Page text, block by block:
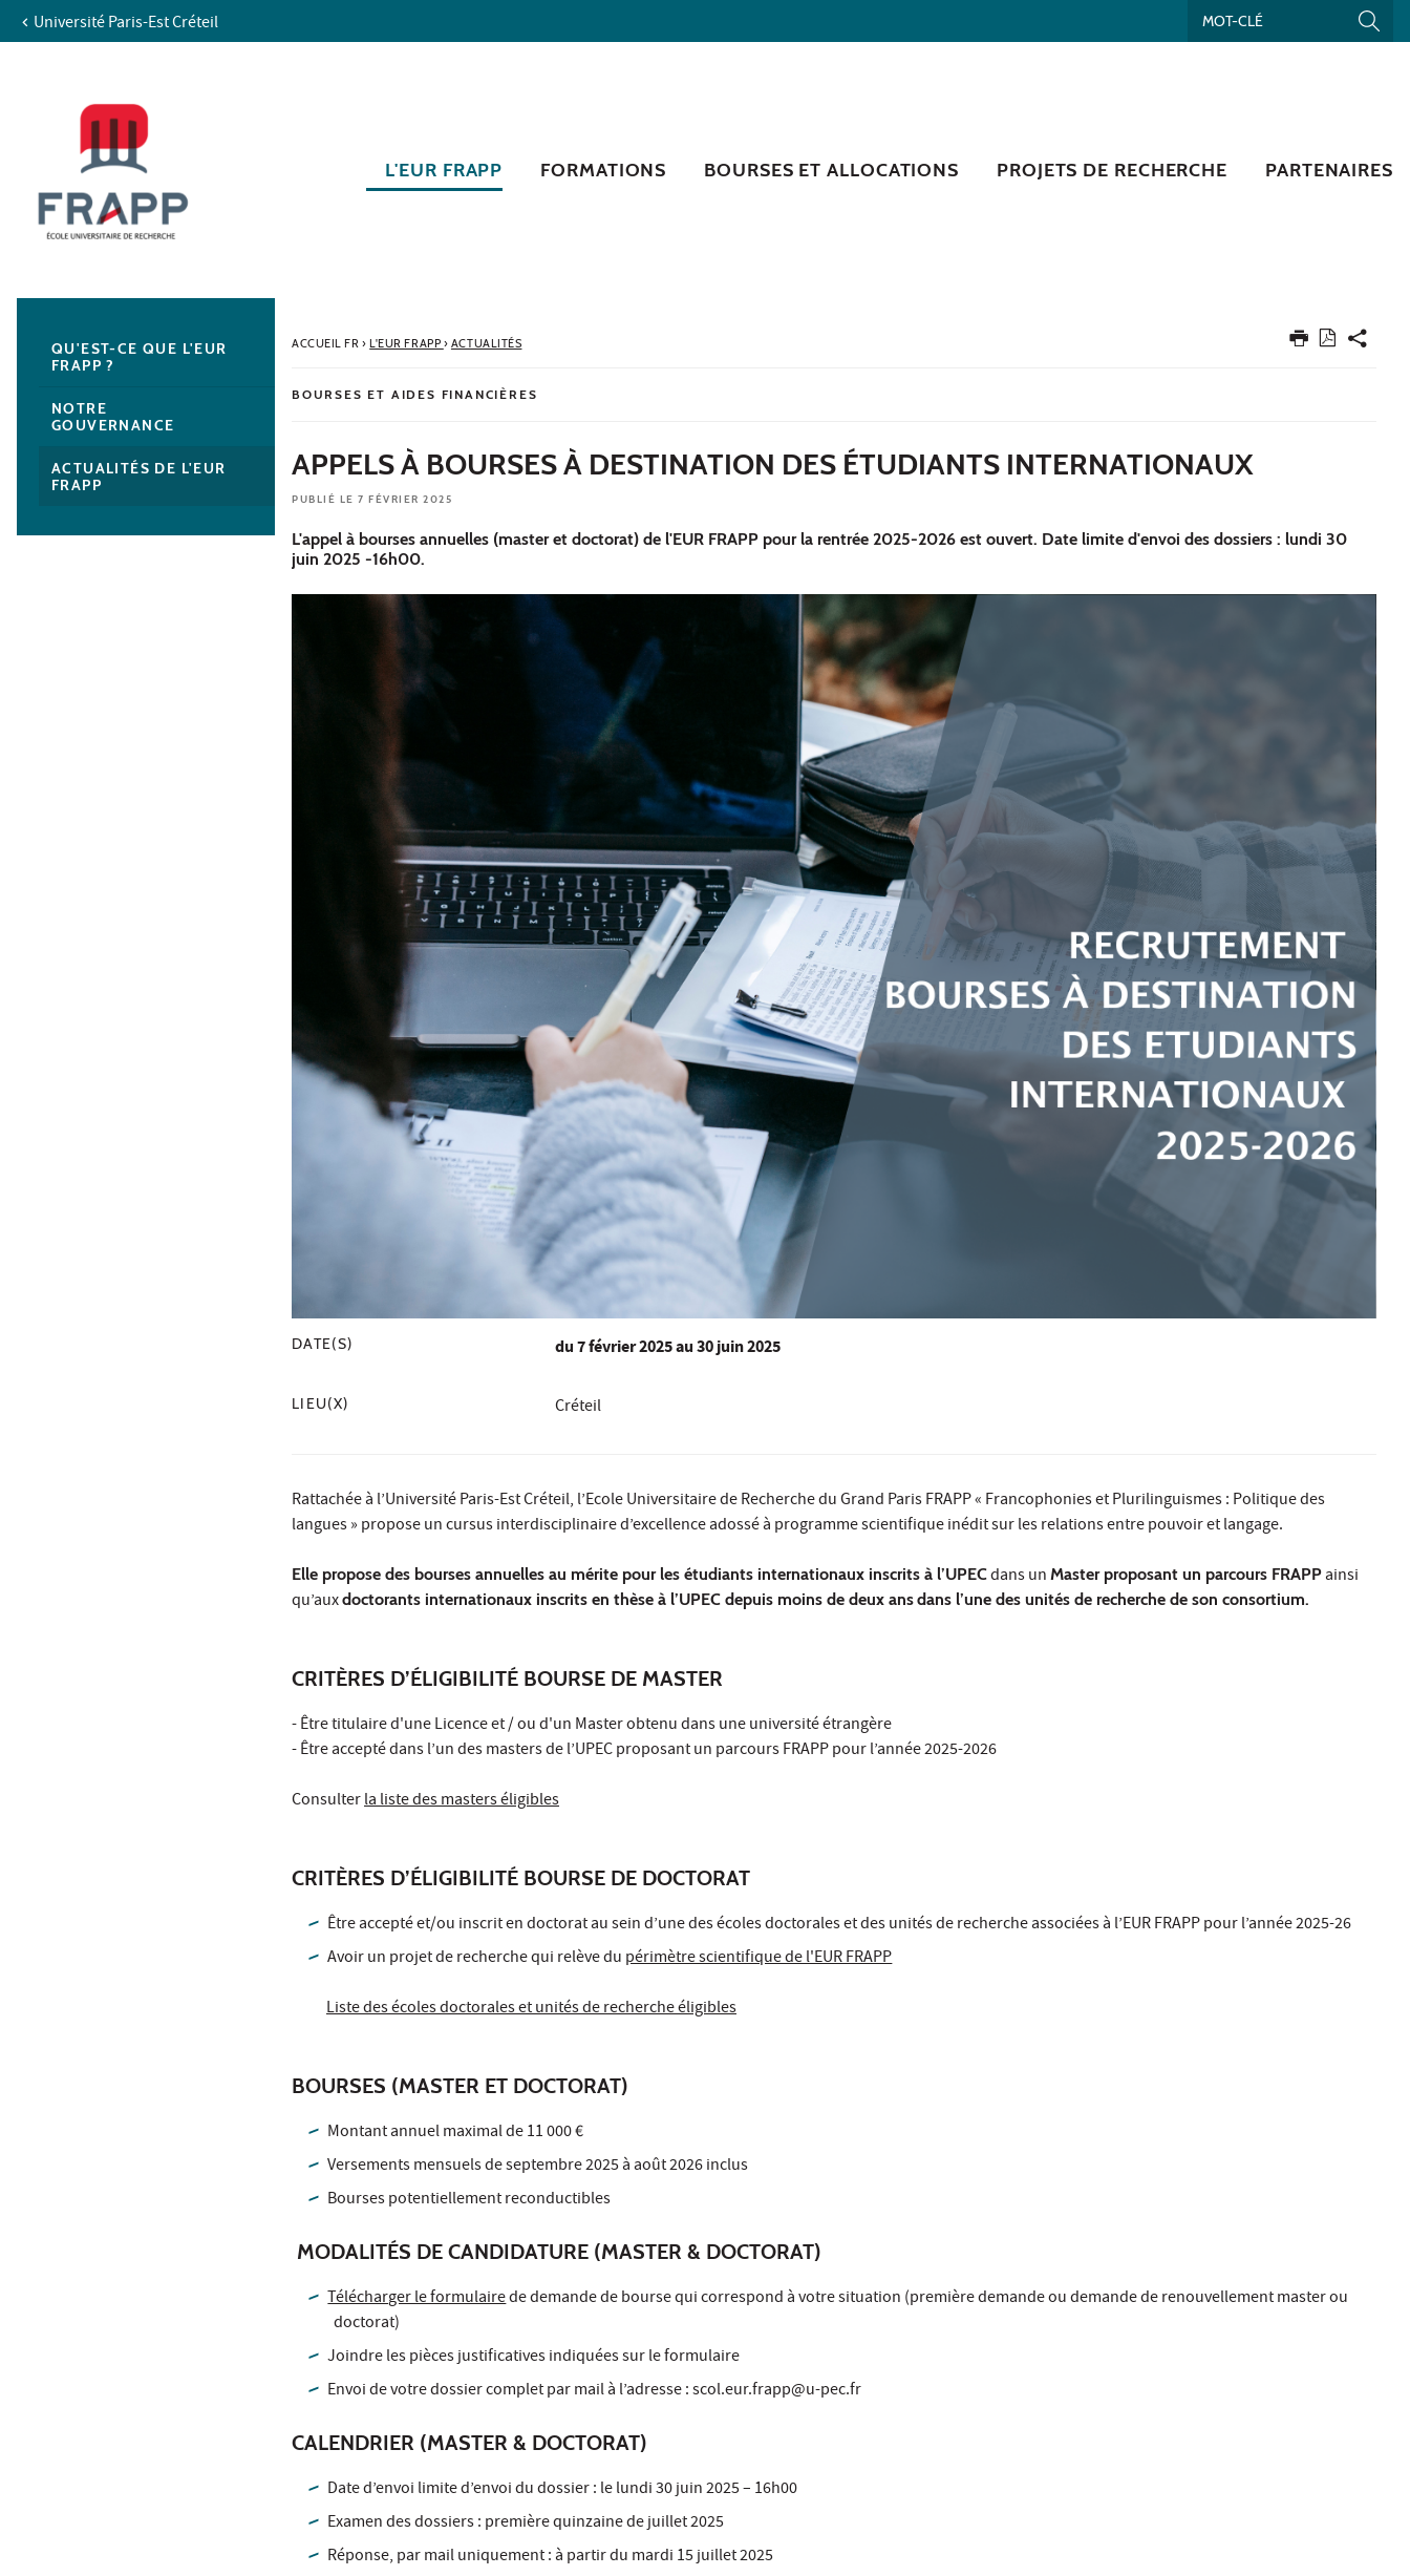
Aller au contenu
Recherche
Navigation secondaire
Université Paris-Est Créteil
L'EUR FRAPP FORMATIONS BOURSES ET ALLOCATIONS PROJETS DE RECHERCHE PARTENAIRES
ACCUEIL FR› L'EUR FRAPP › ACTUALITÉS
BOURSES ET AIDES FINANCIÈRES
APPELS À BOURSES À DESTINATION DES ÉTUDIANTS INTERNATIONAUX
PUBLIÉ LE 7 FÉVRIER 2025
L'appel à bourses annuelles (master et doctorat) de l'EUR FRAPP pour la rentrée 2025-2026 est ouvert. Date limite d'envoi des dossiers : lundi 30
juin 2025 -16h00.
DATE(S) du7 février 2025au 30 juin 2025
LIEU(X) Créteil
Rattachée à l’Université Paris-Est Créteil, l’Ecole Universitaire de Recherche du Grand Paris FRAPP « Francophonies et Plurilinguismes : Politique des
langues » propose un cursus interdisciplinaire d’excellence adossé à programme scientifique inédit sur les relations entre pouvoir et langage.
Elle propose des bourses annuelles au mérite pour les étudiants internationaux inscrits à l’UPECdans un Master proposant un parcours FRAPPainsi
qu’auxdoctorants internationaux inscrits en thèse à l’UPEC depuis moins de deux ansdans l’une des unités de recherche de son consortium.
CRITÈRES D’ÉLIGIBILITÉ BOURSE DE MASTER
- Être titulaire d'une Licence et / ou d'un Master obtenu dans une université étrangère
- Être accepté dans l’un des masters de l’UPEC proposant un parcours FRAPP pour l’année 2025-2026
Consulterla liste des masters éligibles
CRITÈRES D’ÉLIGIBILITÉ BOURSE DE DOCTORAT
Être accepté et/ou inscrit en doctorat au sein d’une des écoles doctorales et des unités de recherche associées à l’EUR FRAPP pour l’année 2025-26
Avoir un projet de recherche qui relève du périmètre scientifique de l'EUR FRAPP
Liste des écoles doctorales et unités de recherche éligibles
BOURSES (MASTER ET DOCTORAT)
Montant annuel maximal de 11 000 €
Versements mensuels de septembre 2025 à août 2026 inclus
Bourses potentiellement reconductibles
MODALITÉS DE CANDIDATURE (MASTER & DOCTORAT)
Télécharger le formulairede demande de bourse qui correspond à votre situation (première demande ou demande de renouvellement master ou
doctorat)
Joindre les pièces justificatives indiquées sur le formulaire
Envoi de votre dossier complet par mail à l’adresse : scol.eur.frapp@u-pec.fr
CALENDRIER (MASTER & DOCTORAT)
Date d’envoi limite d’envoi du dossier : le lundi 30 juin 2025 – 16h00
Examen des dossiers : première quinzaine de juillet 2025
Réponse, par mail uniquement : à partir du mardi 15 juillet 2025
QU'EST-CE QUE L'EUR
FRAPP ?
NOTRE
GOUVERNANCE
ACTUALITÉS DE L'EUR
FRAPP